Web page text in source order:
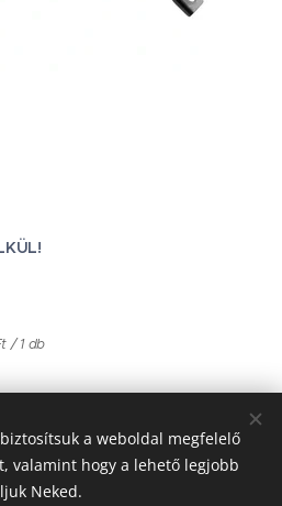
/ 1 db
a weboldal megfelelő
valamint hogy a lehető legjobb
Neked.